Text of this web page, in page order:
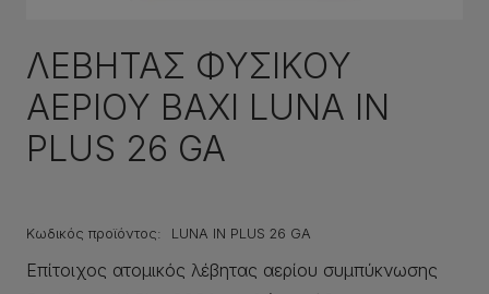
ΛΕΒΗΤΑΣ ΦΥΣΙΚΟΥ
ΑΕΡΙΟΥ ΒΑΧΙ LUNA IN
PLUS 26 GA
Κωδικός προϊόντος: LUNA IN PLUS 26 GA
Επίτοιχος ατομικός λέβητας αερίου συμπύκνωσης